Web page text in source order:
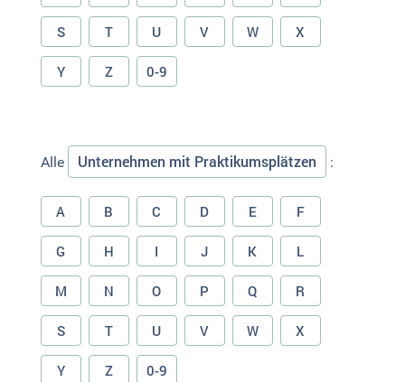
S T U V W X
Y Z 0-9
Alle Unternehmen mit Praktikumsplätzen :
A B C D E F
G H I J K L
M N O P Q R
S T U V W X
Y Z 0-9